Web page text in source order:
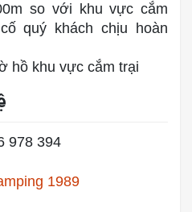
so với khu vực cắm
quý khách chịu hoàn
hồ khu vực cắm trại
978 394
1989